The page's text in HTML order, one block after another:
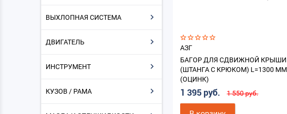
ВЫХЛОПНАЯ СИСТЕМА
ДВИГАТЕЛЬ
ИНСТРУМЕНТ
КУЗОВ / РАМА
АЗГ
БАГОР ДЛЯ СДВИЖНОЙ КРЫШИ
(ШТАНГА С КРЮКОМ) L=1300 ММ
(ОЦИНК)
1 395 руб. 1 550 руб.